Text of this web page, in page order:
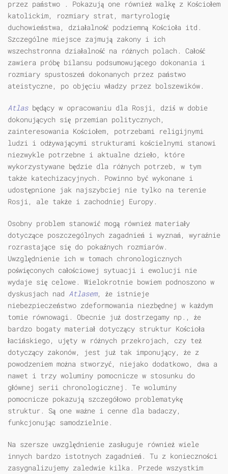
przez państwo . Pokazują one również walkę z Kościołem
katolickim, rozmiary strat, martyrologię
duchowieństwa, działalność podziemną Kościoła itd.
Szczególne miejsce zajmują zakony i ich
wszechstronna działalność na różnych polach. Całość
zawiera próbę bilansu podsumowującego dokonania i
rozmiary spustoszeń dokonanych przez państwo
ateistyczne, po objęciu władzy przez bolszewików.
Atlasbędący w opracowaniu dla Rosji, dziś w dobie
dokonujących się przemian politycznych,
zainteresowania Kościołem, potrzebami religijnymi
ludzi i odżywającymi strukturami kościelnymi stanowi
niezwykle potrzebne i aktualne dzieło, które
wykorzystywane będzie dla różnych potrzeb, w tym
także katechizacyjnych. Powinno być wykonane i
udostępnione jak najszybciej nie tylko na terenie
Rosji, ale także i zachodniej Europy.
Osobny problem stanowić mogą również materiały
dotyczące poszczególnych zagadnień i wyznań, wyraźnie
rozrastające się do pokaźnych rozmiarów.
Uwzględnienie ich w tomach chronologicznych
poświęconych całościowej sytuacji i ewolucji nie
wydaje się celowe. Wielokrotnie bowiem podnoszono w
dyskusjach nad Atlasem, że istnieje
niebezpieczeństwo zdeformowania niezbędnej w każdym
tomie równowagi. Obecnie już dostrzegamy np., że
bardzo bogaty materiał dotyczący struktur Kościoła
łacińskiego, ujęty w różnych przekrojach, czy też
dotyczący zakonów, jest już tak imponujący, że z
powodzeniem można stworzyć, niejako dodatkowo, dwa a
nawet i trzy woluminy pomocnicze w stosunku do
głównej serii chronologicznej. Te woluminy
pomocnicze pokazują szczegółowo problematykę
struktur. Są one ważne i cenne dla badaczy,
funkcjonując samodzielnie.
Na szersze uwzględnienie zasługuje również wiele
innych bardzo istotnych zagadnień. Tu z konieczności
zasygnalizujemy zaledwie kilka. Przede wszystkim